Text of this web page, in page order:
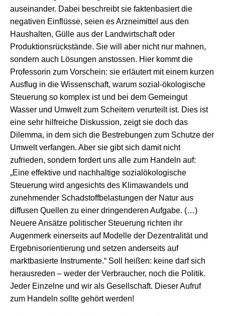
auseinander. Dabei beschreibt sie faktenbasiert die
negativen Einflüsse, seien es Arzneimittel aus den
Haushalten, Gülle aus der Landwirtschaft oder
Produktionsrückstände. Sie will aber nicht nur mahnen,
sondern auch Lösungen anstossen. Hier kommt die
Professorin zum Vorschein: sie erläutert mit einem kurzen
Ausflug in die Wissenschaft, warum sozial-ökologische
Steuerung so komplex ist und bei dem Gemeingut
Wasser und Umwelt zum Scheitern verurteilt ist. Dies ist
eine sehr hilfreiche Diskussion, zeigt sie doch das
Dilemma, in dem sich die Bestrebungen zum Schutze der
Umwelt verfangen. Aber sie gibt sich damit nicht
zufrieden, sondern fordert uns alle zum Handeln auf:
„Eine effektive und nachhaltige sozialökologische
Steuerung wird angesichts des Klimawandels und
zunehmender Schadstoffbelastungen der Natur aus
diffusen Quellen zu einer dringenderen Aufgabe. (…)
Neuere Ansätze politischer Steuerung richten ihr
Augenmerk einerseits auf Modelle der Dezentralität und
Ergebnisorientierung und setzen anderseits auf
marktbasierte Instrumente.“ Soll heißen: keine darf sich
herausreden – weder der Verbraucher, noch die Politik.
Jeder Einzelne und wir als Gesellschaft. Dieser Aufruf
zum Handeln sollte gehört werden!